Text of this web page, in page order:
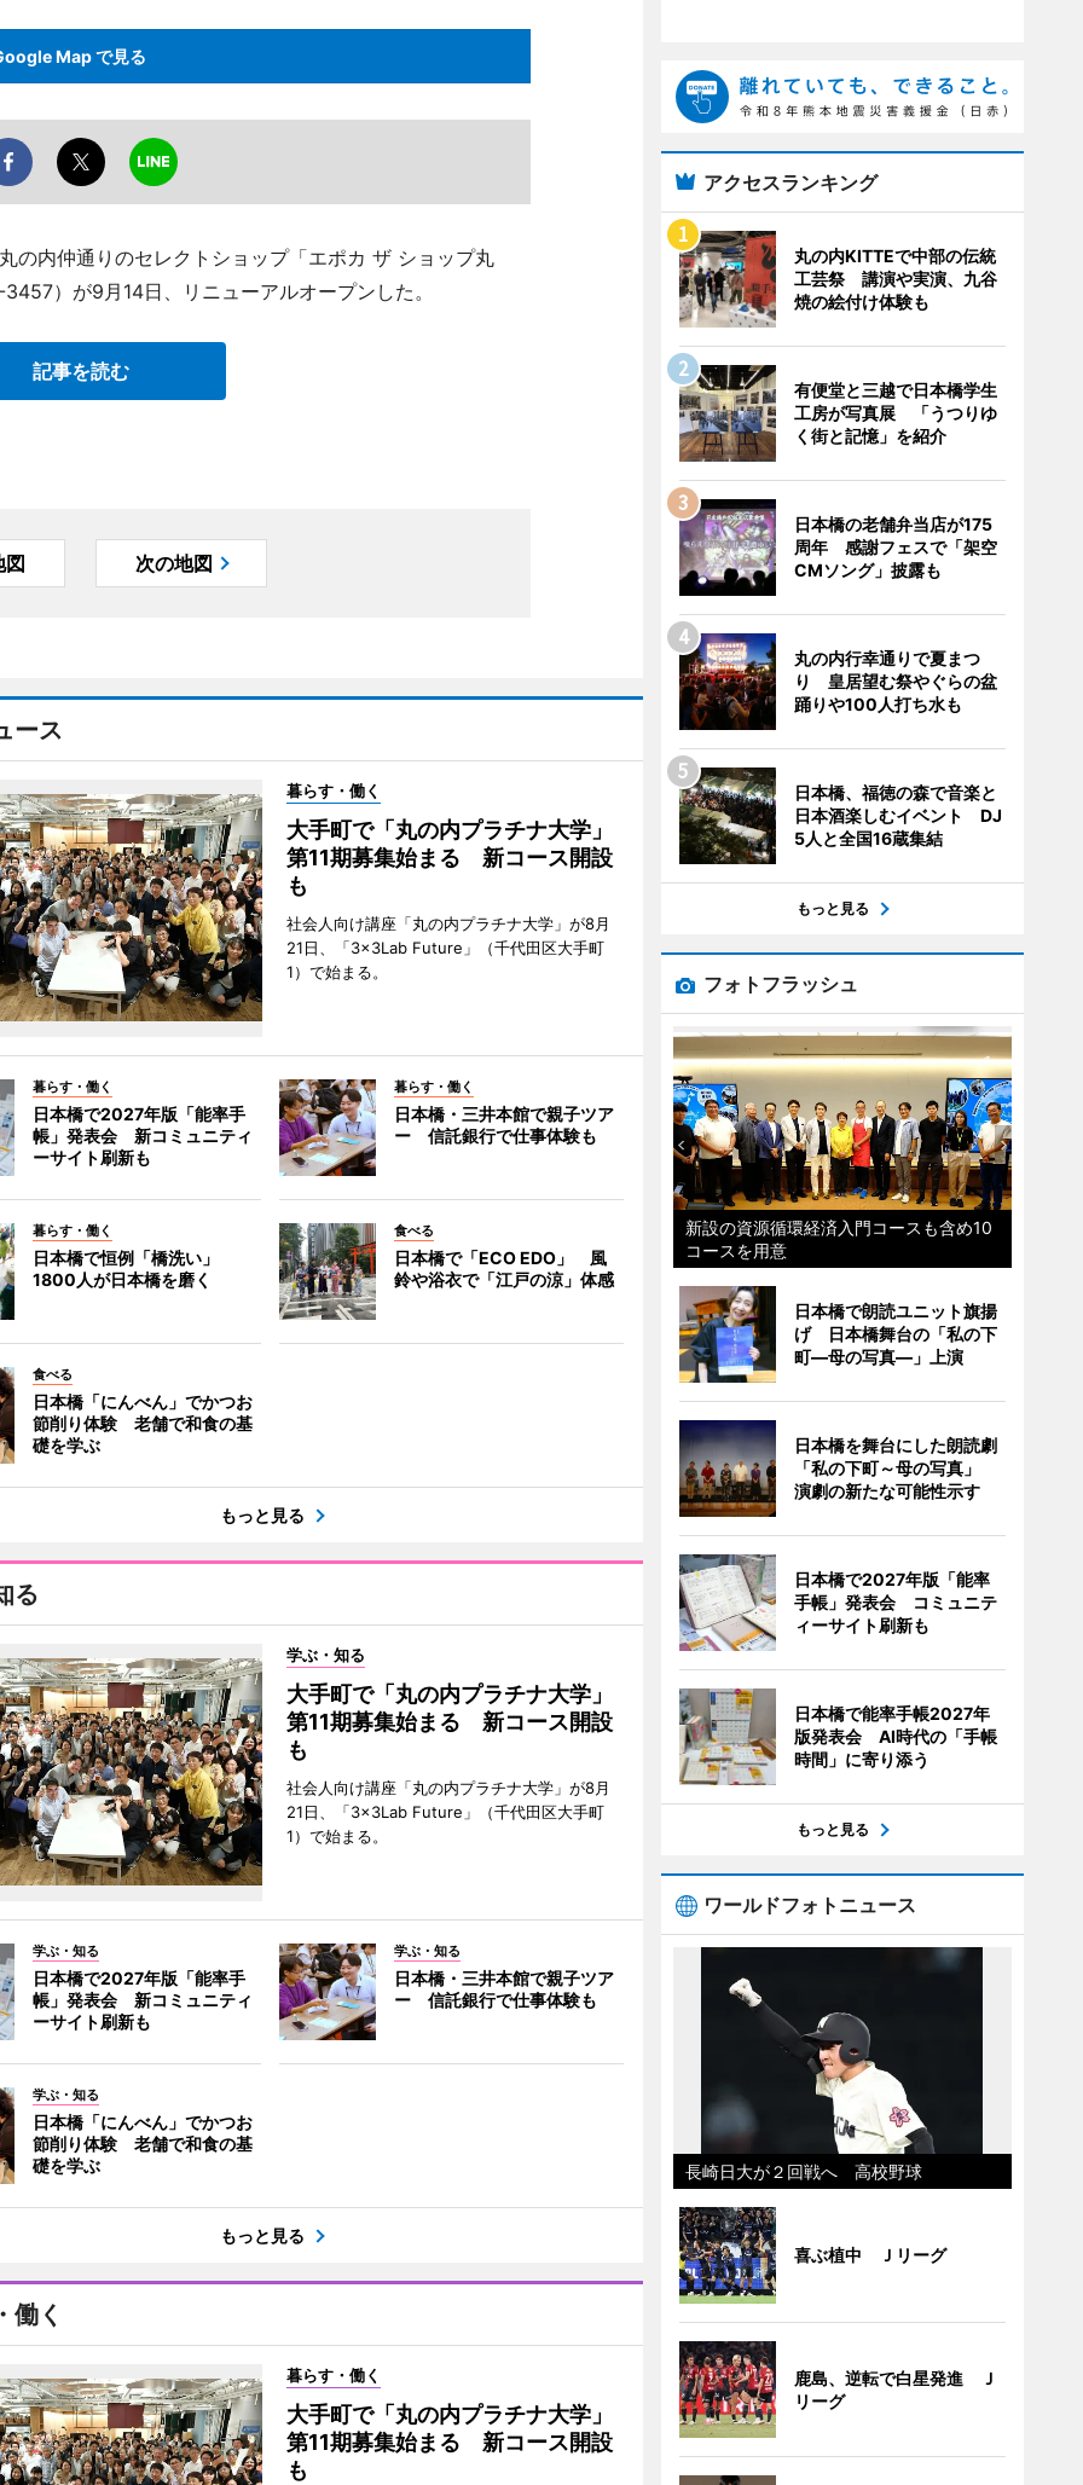
Map で見る
の内仲通りのセレクトショップ「エポカ ザ ショップ丸
）が9月14日、リニューアルオープンした。
記事を読む
図 次の地図
ース
暮らす・働く
大手町で「丸の内プラチナ大学」
第11期募集始まる 新コース開設
も
社会人向け講座「丸の内プラチナ大学」が8月
21日、「3×3Lab Future」（千代田区大手町
1）で始まる。
暮らす・働く
日本橋で2027年版「能率手
帳」発表会 新コミュニティ
ーサイト刷新も
暮らす・働く
日本橋・三井本館で親子ツア
ー 信託銀行で仕事体験も
暮らす・働く
日本橋で恒例「橋洗い」
1800人が日本橋を磨く
食べる
日本橋で「ECO EDO」 風
鈴や浴衣で「江戸の涼」体感
食べる
日本橋「にんべん」でかつお
節削り体験 老舗で和食の基
礎を学ぶ
もっと見る
る
学ぶ・知る
大手町で「丸の内プラチナ大学」
第11期募集始まる 新コース開設
も
社会人向け講座「丸の内プラチナ大学」が8月
21日、「3×3Lab Future」（千代田区大手町
1）で始まる。
学ぶ・知る
日本橋で2027年版「能率手
帳」発表会 新コミュニティ
ーサイト刷新も
学ぶ・知る
日本橋・三井本館で親子ツア
ー 信託銀行で仕事体験も
学ぶ・知る
日本橋「にんべん」でかつお
節削り体験 老舗で和食の基
礎を学ぶ
もっと見る
働く
暮らす・働く
大手町で「丸の内プラチナ大学」
第11期募集始まる 新コース開設
も
アクセスランキング
丸の内KITTEで中部の伝統
工芸祭 講演や実演、九谷
焼の絵付け体験も
有便堂と三越で日本橋学生
工房が写真展 「うつりゆ
く街と記憶」を紹介
日本橋の老舗弁当店が175
周年 感謝フェスで「架空
CMソング」披露も
丸の内行幸通りで夏まつ
り 皇居望む祭やぐらの盆
踊りや100人打ち水も
日本橋、福徳の森で音楽と
日本酒楽しむイベント DJ
5人と全国16蔵集結
もっと見る
フォトフラッシュ
新設の資源循環経済入門コースも含め10
コースを用意
日本橋で朗読ユニット旗揚
げ 日本橋舞台の「私の下
町―母の写真―」上演
日本橋を舞台にした朗読劇
「私の下町～母の写真」
演劇の新たな可能性示す
日本橋で2027年版「能率
手帳」発表会 コミュニテ
ィーサイト刷新も
日本橋で能率手帳2027年
版発表会 AI時代の「手帳
時間」に寄り添う
もっと見る
ワールドフォトニュース
長崎日大が２回戦へ 高校野球
喜ぶ植中 Ｊリーグ
鹿島、逆転で白星発進 Ｊ
リーグ